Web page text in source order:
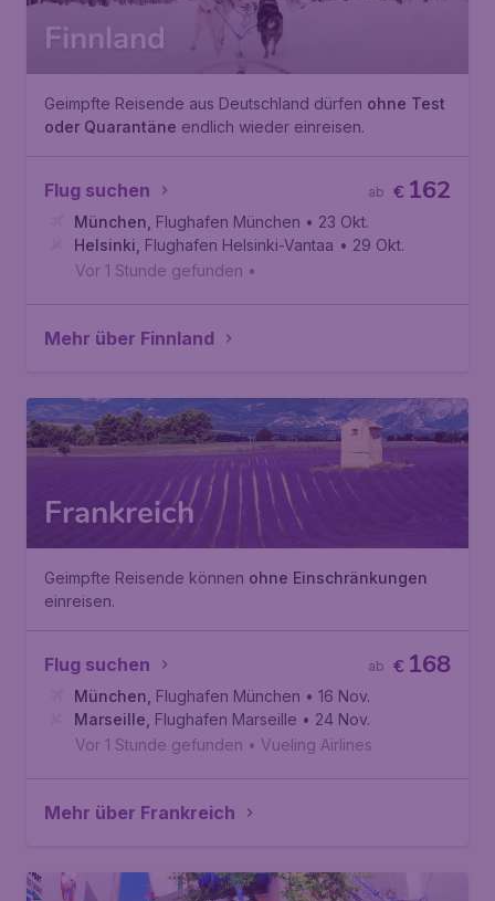
Finnland
Geimpfte Reisende aus Deutschland dürfen ohne Test
oder Quarantäne endlich wieder einreisen.
Flug suchen € 162
ab
München Flughafen München • 23 Okt.
Helsinki Flughafen Helsinki-Vantaa • 29 Okt.
Vor 1 Stunde gefunden •
Mehr über Finnland
Frankreich
Geimpfte Reisende können ohne Einschränkungen
einreisen.
Flug suchen € 168
ab
München Flughafen München • 16 Nov.
Marseille Flughafen Marseille • 24 Nov.
Vor 1 Stunde gefunden • Vueling Airlines
Mehr über Frankreich